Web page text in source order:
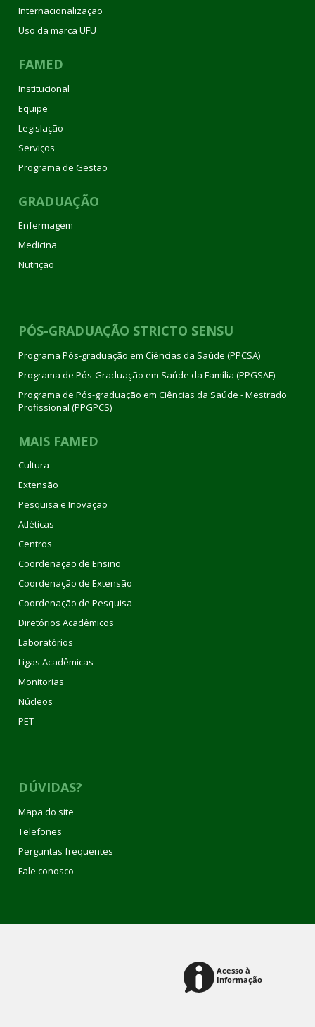
Internacionalização
Uso da marca UFU
FAMED
Institucional
Equipe
Legislação
Serviços
Programa de Gestão
GRADUAÇÃO
Enfermagem
Medicina
Nutrição
PÓS-GRADUAÇÃO STRICTO SENSU
Programa Pós-graduação em Ciências da Saúde (PPCSA)
Programa de Pós-Graduação em Saúde da Família (PPGSAF)
Programa de Pós-graduação em Ciências da Saúde - Mestrado
Profissional (PPGPCS)
MAIS FAMED
Cultura
Extensão
Pesquisa e Inovação
Atléticas
Centros
Coordenação de Ensino
Coordenação de Extensão
Coordenação de Pesquisa
Diretórios Acadêmicos
Laboratórios
Ligas Acadêmicas
Monitorias
Núcleos
PET
DÚVIDAS?
Mapa do site
Telefones
Perguntas frequentes
Fale conosco